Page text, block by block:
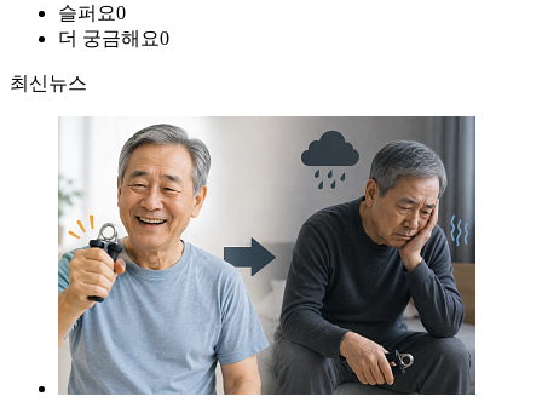
슬퍼요0
더 궁금해요0
최신뉴스